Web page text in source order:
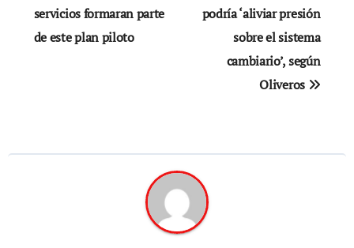
de
entradas
servicios formaran parte
de este plan piloto
podría ‘aliviar presión
sobre el sistema
cambiario’, según
Oliveros